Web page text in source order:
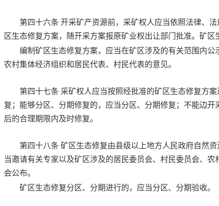
第四十六条 开采矿产资源前，采矿权人应当依照法律、
区生态修复方案，随开采方案报原矿业权出让部门批准。矿
编制矿区生态修复方案，应当在矿区涉及的有关范围内
农村集体经济组织和居民代表、村民代表的意见。
第四十七条 采矿权人应当按照经批准的矿区生态修复方
复；能够分区、分期修复的，应当分区、分期修复；不能边
后的合理期限内及时修复。
第四十八条 矿区生态修复由县级以上地方人民政府自然
当邀请有关专家以及矿区涉及的居民委员会、村民委员会、
会公布。
矿区生态修复分区、分期进行的，应当分区、分期验收。